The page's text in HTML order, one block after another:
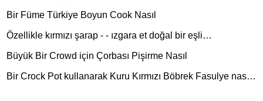
Bir Füme Türkiye Boyun Cook Nasıl
Özellikle kırmızı şarap - - ızgara et doğal bir eşli…
Büyük Bir Crowd için Çorbası Pişirme Nasıl
Bir Crock Pot kullanarak Kuru Kırmızı Böbrek Fasulye nas…